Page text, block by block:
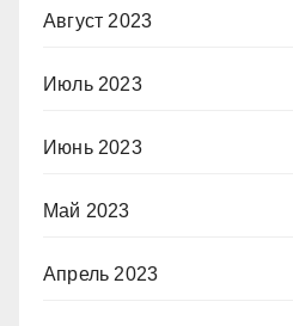
Август 2023
Июль 2023
Июнь 2023
Май 2023
Апрель 2023